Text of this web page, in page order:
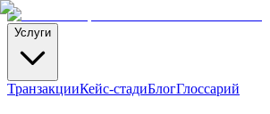
Услуги
ТранзакцииКейс-стадиБлогГлоссарий